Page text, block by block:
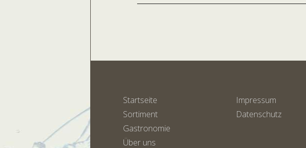
Startseite
Sortiment
Gastronomie
Über uns
Impressum
Datenschutz